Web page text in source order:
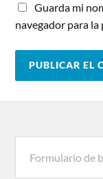
Guarda mi
navegador para